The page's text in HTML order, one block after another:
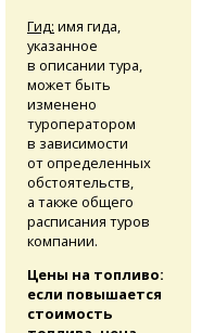
Гид: имя гида,
указанное
в описании тура,
может быть
изменено
туроператором
в зависимости
от определенных
обстоятельств,
а также общего
расписания туров
компании.
Цены на топливо:
если повышается
стоимость